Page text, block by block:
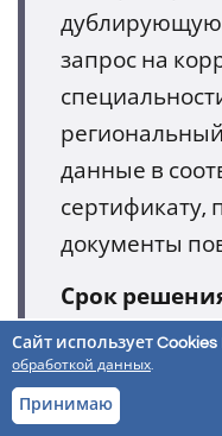
дублирующую
запрос на
данные в
сертификату,
документы
Срок
Сайт использует Cookies
обработкой данных.
Принимаю